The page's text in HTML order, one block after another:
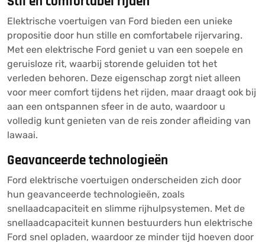
Elektrische voertuigen van Ford bieden een unieke
propositie door hun stille en comfortabele rijervaring.
Met een elektrische Ford geniet u van een soepele en
geruisloze rit, waarbij storende geluiden tot het
verleden behoren. Deze eigenschap zorgt niet alleen
voor meer comfort tijdens het rijden, maar draagt ook bij
aan een ontspannen sfeer in de auto, waardoor u
volledig kunt genieten van de reis zonder afleiding van
lawaai.
Geavanceerde technologieën
Ford elektrische voertuigen onderscheiden zich door
hun geavanceerde technologieën, zoals
snellaadcapaciteit en slimme rijhulpsystemen. Met de
snellaadcapaciteit kunnen bestuurders hun elektrische
Ford snel opladen, waardoor ze minder tijd hoeven door